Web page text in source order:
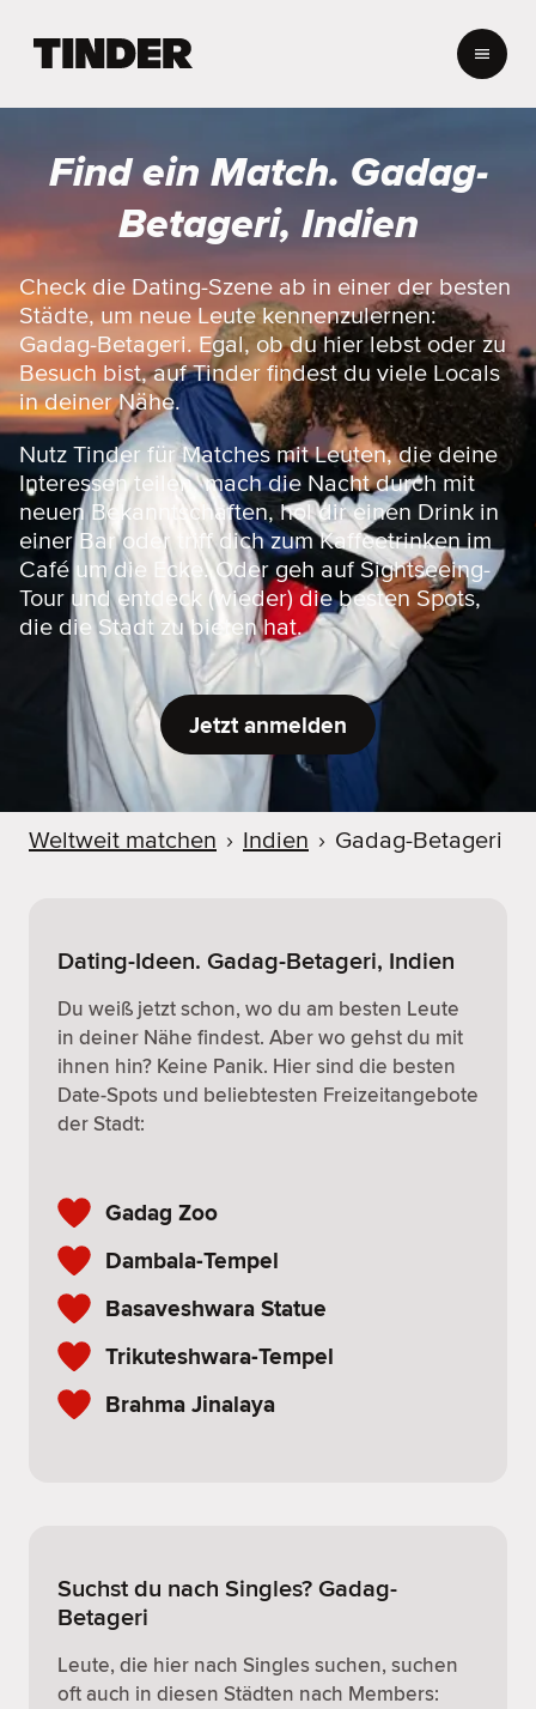
r
S
a
r
t
s
e
i
t
e
Find ein Match. Gadag-
Betageri, Indien
Check die Dating-Szene ab in einer der besten
Städte, um neue Leute kennenzulernen:
Gadag-Betageri. Egal, ob du hier lebst oder zu
Besuch bist, auf Tinder findest du viele Locals
in deiner Nähe.
Nutz Tinder für Matches mit Leuten, die deine
Interessen teilen, mach die Nacht durch mit
neuen Bekanntschaften, hol dir einen Drink in
einer Bar oder triff dich zum Kaffeetrinken im
Café um die Ecke. Oder geh auf Sightseeing-
Tour und entdeck (wieder) die besten Spots,
die die Stadt zu bieten hat.
Jetzt anmelden
Weltweit matchen › Indien › Gadag-Betageri
Dating-Ideen. Gadag-Betageri, Indien
Du weiß jetzt schon, wo du am besten Leute
in deiner Nähe findest. Aber wo gehst du mit
ihnen hin? Keine Panik. Hier sind die besten
Date-Spots und beliebtesten Freizeitangebote
der Stadt:
Gadag Zoo
Dambala-Tempel
Basaveshwara Statue
Trikuteshwara-Tempel
Brahma Jinalaya
Suchst du nach Singles? Gadag-
Betageri
Leute, die hier nach Singles suchen, suchen
oft auch in diesen Städten nach Members: